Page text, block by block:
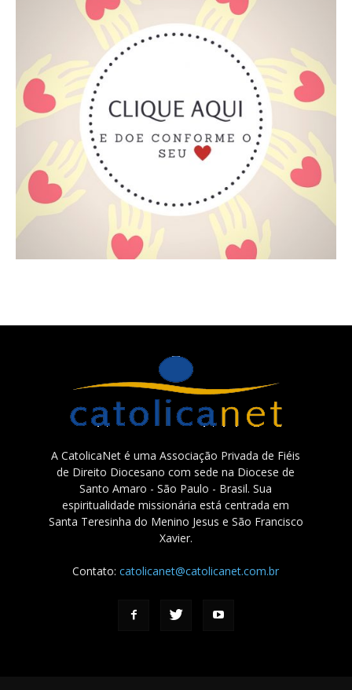
A CatolicaNet é uma Associação Privada de Fiéis
de Direito Diocesano com sede na Diocese de
Santo Amaro - São Paulo - Brasil. Sua
espiritualidade missionária está centrada em
Santa Teresinha do Menino Jesus e São Francisco
Xavier.
Contato:catolicanet@catolicanet.com.br